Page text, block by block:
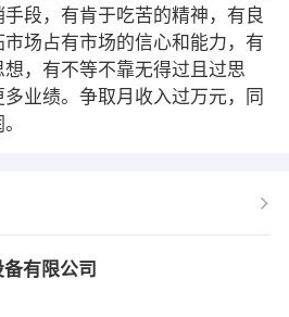
段，有肯于吃苦的精神，有良
场占有市场的信心和能力，有
，有不等不靠无得过且过思
业绩。争取月收入过万元，同
有限公司